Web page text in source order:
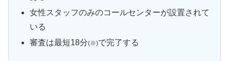
女性スタッフのみのコールセンターが設置されて
いる
審査は最短18分(※)で完了する